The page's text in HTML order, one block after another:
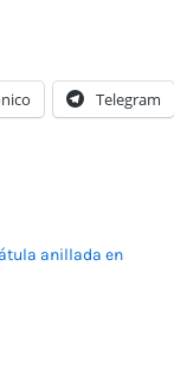
Telegram
anillada en